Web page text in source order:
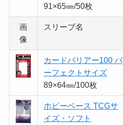
91×65㎜/50枚
画
像
スリーブ名
カードバリアー100 パ
ーフェクトサイズ
89×64㎜/100枚
ホビーベース TCGサ
イズ・ソフト